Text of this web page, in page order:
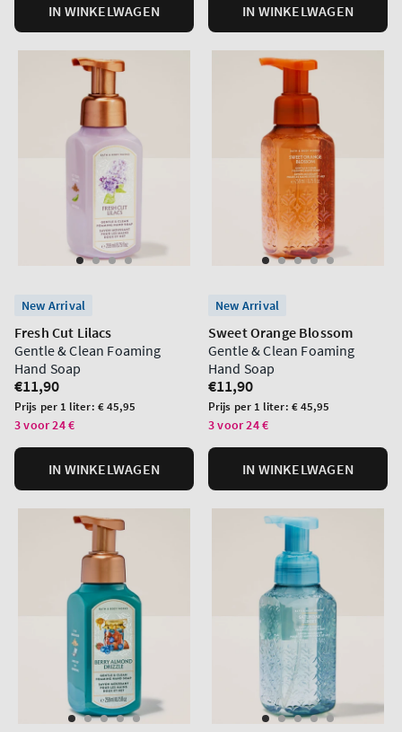
IN WINKELWAGEN IN WINKELWAGEN
New Arrival
Fresh Cut Lilacs
Gentle & Clean Foaming
Hand Soap
Normale
prijs
€11,90
Prijs
per
Prijs per 1 liter: € 45,95
3 voor 24 €
IN WINKELWAGEN
New Arrival
Sweet Orange Blossom
Gentle & Clean Foaming
Hand Soap
Normale
prijs
€11,90
Prijs
per
Prijs per 1 liter: € 45,95
3 voor 24 €
IN WINKELWAGEN